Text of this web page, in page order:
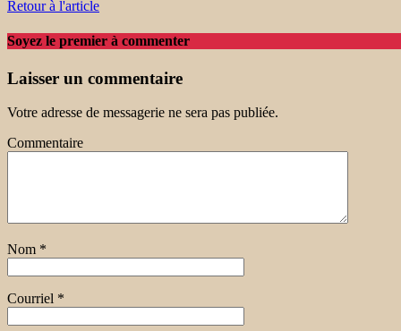
Retour à l'article
Soyez le premier à commenter
Laisser un commentaire
Votre adresse de messagerie ne sera pas publiée.
Commentaire
Nom *
Courriel *